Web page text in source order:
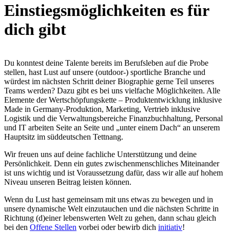
Einstiegsmöglichkeiten es für
dich gibt
Du konntest deine Talente bereits im Berufsleben auf die Probe
stellen, hast Lust auf unsere (outdoor-) sportliche Branche und
würdest im nächsten Schritt deiner Biographie gerne Teil unseres
Teams werden? Dazu gibt es bei uns vielfache Möglichkeiten. Alle
Elemente der Wertschöpfungskette – Produktentwicklung inklusive
Made in Germany-Produktion, Marketing, Vertrieb inklusive
Logistik und die Verwaltungsbereiche Finanzbuchhaltung, Personal
und IT arbeiten Seite an Seite und „unter einem Dach“ an unserem
Hauptsitz im süddeutschen Tettnang.
Wir freuen uns auf deine fachliche Unterstützung und deine
Persönlichkeit. Denn ein gutes zwischenmenschliches Miteinander
ist uns wichtig und ist Voraussetzung dafür, dass wir alle auf hohem
Niveau unseren Beitrag leisten können.
Wenn du Lust hast gemeinsam mit uns etwas zu bewegen und in
unsere dynamische Welt einzutauchen und die nächsten Schritte in
Richtung (d)einer lebenswerten Welt zu gehen, dann schau gleich
bei den Offene Stellen vorbei oder bewirb dich initiativ!